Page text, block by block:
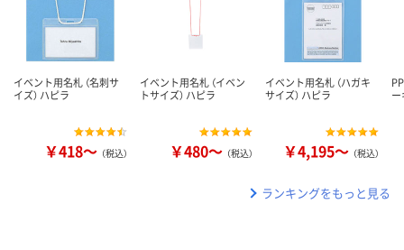
イベント用名札 （名刺サ
イズ） ハピラ
￥418～ （税込）
イベント用名札 （イベン
トサイズ） ハピラ
￥480～ （税込）
イベント用名札 （ハガキ
サイズ） ハピラ
￥4,195～ （税込）
ランキングをもっと見る